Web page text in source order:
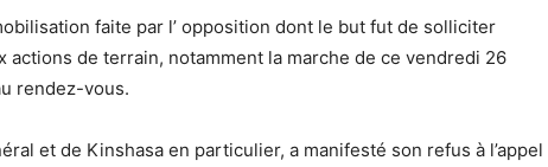
faite par l’ opposition dont le but fut de solliciter
actions de terrain, notamment la marche de ce vendredi 26
rendez-vous.
et de Kinshasa en particulier, a manifesté son refus à l’appel